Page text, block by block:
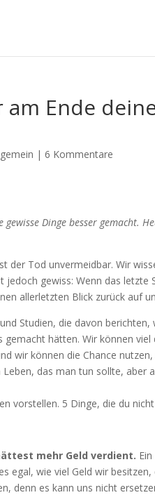
Ende
|6 Kommentare
Dinge besser gemacht.
der Tod unvermeidbar. Wir
jedoch gewiss: Wenn das
allerletzten Blick zurück auf
Studien, die davon
hätten. Wir können
wir können die Chance
Leben, das man tun sollte,
vorstellen. 5 Dinge, die du
mehr Geld verdient.
egal, wie viel Geld wir
denn es kann uns nicht